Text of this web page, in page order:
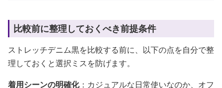
比較前に整理しておくべき前提条件
ストレッチデニム黒を比較する前に、以下の点を自分で整
理しておくと選択ミスを防げます。
着用シーンの明確化：カジュアルな日常使いなのか、オフ